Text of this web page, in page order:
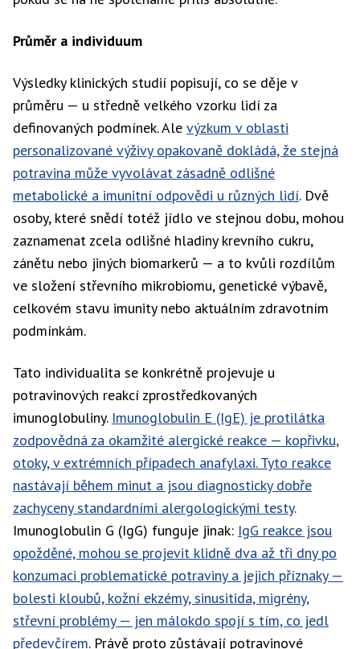
Průměr a individuum
Výsledky klinických studií popisují, co se děje v
průměru — u středně velkého vzorku lidí za
definovaných podmínek. Ale výzkum v oblasti
personalizované výživy opakovaně dokládá, že stejná
potravina může vyvolávat zásadně odlišné
metabolické a imunitní odpovědi u různých lidí. Dvě
osoby, které snědí totéž jídlo ve stejnou dobu, mohou
zaznamenat zcela odlišné hladiny krevního cukru,
zánětu nebo jiných biomarkerů — a to kvůli rozdílům
ve složení střevního mikrobiomu, genetické výbavě,
celkovém stavu imunity nebo aktuálním zdravotním
podmínkám.
Tato individualita se konkrétně projevuje u
potravinových reakcí zprostředkovaných
imunoglobuliny. Imunoglobulin E (IgE) je protilátka
zodpovědná za okamžité alergické reakce — kopřivku,
otoky, v extrémních případech anafylaxi. Tyto reakce
nastávají během minut a jsou diagnosticky dobře
zachyceny standardními alergologickými testy.
Imunoglobulin G (IgG) funguje jinak: IgG reakce jsou
opožděné, mohou se projevit klidně dva až tři dny po
konzumaci problematické potraviny a jejich příznaky —
bolesti kloubů, kožní ekzémy, sinusitida, migrény,
střevní problémy — jen málokdo spojí s tím, co jedl
předevčírem. Právě proto zůstávají potravinové